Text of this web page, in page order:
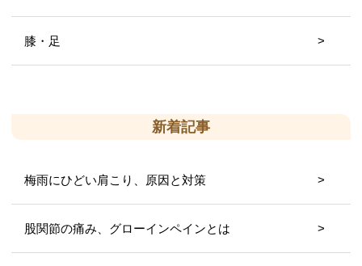
膝・足
新着記事
梅雨にひどい肩こり、原因と対策
股関節の痛み、グローインペインとは